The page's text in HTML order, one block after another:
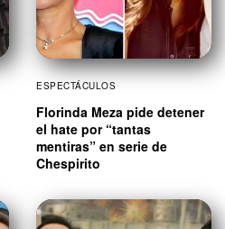
ESPECTÁCULOS
Florinda Meza pide detener
el hate por “tantas
mentiras” en serie de
Chespirito